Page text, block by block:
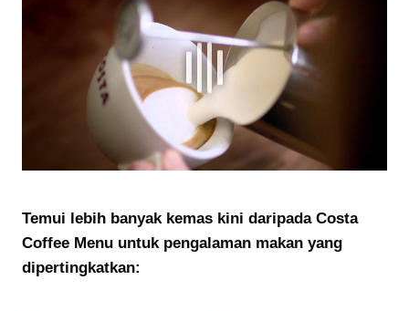
Temui lebih banyak kemas kini daripada Costa
Coffee Menu untuk pengalaman makan yang
dipertingkatkan: